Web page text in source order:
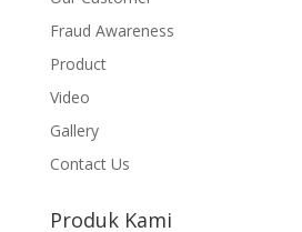
Fraud Awareness
Product
Video
Gallery
Contact Us
Produk Kami